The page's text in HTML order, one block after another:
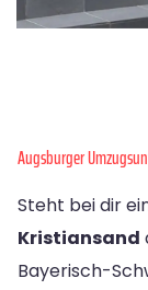
Augsburger
Steht bei dir
Kristiansand
Bayerisch-